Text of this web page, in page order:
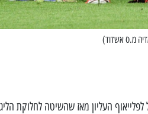
מ.ס אשדוד)
העליון מאז שהשיטה לחלוקת